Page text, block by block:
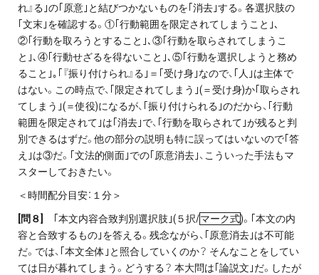
れ』る｣の｢原意｣と結びつかないものを｢消去｣する。各選択肢の
｢文末｣を確認する。①｢行動範囲を限定されてしまうこと｣､
②｢行動を取ろうとすること｣､③｢行動を取らされてしまうこ
と｣､④｢行動せざるを得ないこと｣､⑤｢行動を選択しようと務め
ること｣｡｢『振り付けられ』る｣＝｢受け身｣なので、｢人｣は主体で
はない。この時点で、｢限定されてしまう｣(＝受け身)か｢取らされ
てしまう｣(＝使役)になるが、｢振り付けられる｣のだから、｢行動
範囲を限定されて｣は｢消去｣で、｢行動を取らされて｣が残ると判
別できるはずだ。他の部分の説明も特に誤ってはいないので｢答
え｣は③だ。｢文法的側面｣での｢原意消去｣、こういった手法もマ
スターしておきたい。
＜時間配分目安：１分＞
問８] ｢本文内容合致判別選択肢｣(５択/マーク式)。｢本文の内
容と合致するもの｣を答える。残念ながら、｢原意消去｣は不可能
だ。では、｢本文全体｣と照合していくのか？ そんなことをしてい
ては日が暮れてしまう。どうする？ 本大問は｢論説文｣だ。したが